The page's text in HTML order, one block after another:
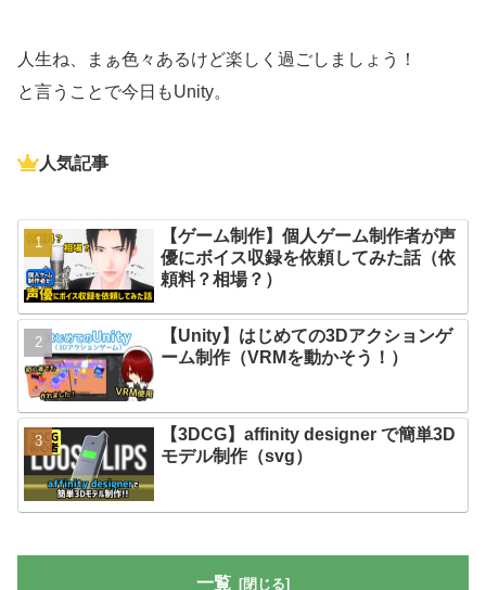
人生ね、まぁ色々あるけど楽しく過ごしましょう！
と言うことで今日もUnity。
人気記事
【ゲーム制作】個人ゲーム制作者が声
優にボイス収録を依頼してみた話（依
頼料？相場？）
【Unity】はじめての3Dアクションゲ
ーム制作（VRMを動かそう！）
【3DCG】affinity designer で簡単3D
モデル制作（svg）
一覧